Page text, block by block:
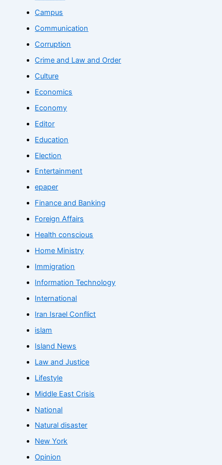
Campus
Communication
Corruption
Crime and Law and Order
Culture
Economics
Economy
Editor
Education
Election
Entertainment
epaper
Finance and Banking
Foreign Affairs
Health conscious
Home Ministry
Immigration
Information Technology
International
Iran Israel Conflict
islam
Island News
Law and Justice
Lifestyle
Middle East Crisis
National
Natural disaster
New York
Opinion